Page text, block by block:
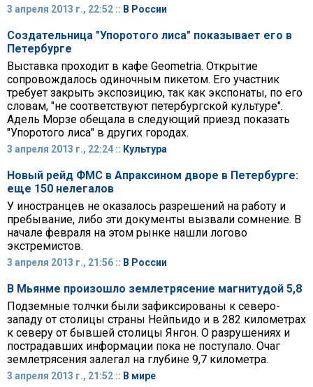
3 апреля 2013 г., 22:52 :: В России
Создательница "Упоротого лиса" показывает его в
Петербурге
Выставка проходит в кафе Geometria. Открытие
сопровождалось одиночным пикетом. Его участник
требует закрыть экспозицию, так как экспонаты, по его
словам, "не соответствуют петербургской культуре".
Адель Морзе обещала в следующий приезд показать
"Упоротого лиса" в других городах.
3 апреля 2013 г., 22:24 :: Культура
Новый рейд ФМС в Апраксином дворе в Петербурге:
еще 150 нелегалов
У иностранцев не оказалось разрешений на работу и
пребывание, либо эти документы вызвали сомнение. В
начале февраля на этом рынке нашли логово
экстремистов.
3 апреля 2013 г., 21:56 :: В России
В Мьянме произошло землетрясение магнитудой 5,8
Подземные толчки были зафиксированы к северо-
западу от столицы страны Нейпьидо и в 282 километрах
к северу от бывшей столицы Янгон. О разрушениях и
пострадавших информации пока не поступало. Очаг
землетрясения залегал на глубине 9,7 километра.
3 апреля 2013 г., 21:52 :: В мире